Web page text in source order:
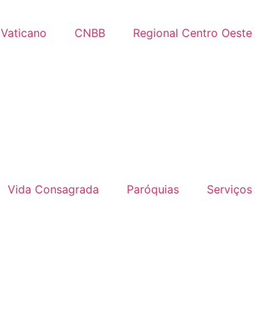
Vaticano CNBB Regional Centro Oeste
Vida Consagrada Paróquias Serviços